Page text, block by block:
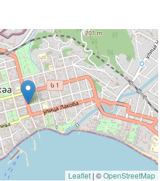
Leaflet | ©OpenStreetMap